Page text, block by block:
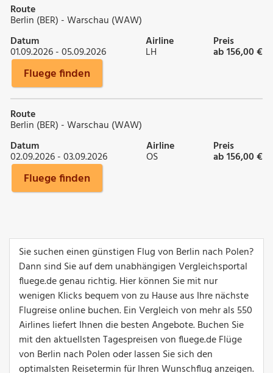
Route
Berlin (BER) - Warschau (WAW)
Datum
01.09.2026 - 05.09.2026
Airline
LH
Preis
ab 156,00 €
Fluege finden
Route
Berlin (BER) - Warschau (WAW)
Datum
02.09.2026 - 03.09.2026
Airline
OS
Preis
ab 156,00 €
Fluege finden
Sie suchen einen günstigen Flug von Berlin nach Polen?
Dann sind Sie auf dem unabhängigen Vergleichsportal
fluege.de genau richtig. Hier können Sie mit nur
wenigen Klicks bequem von zu Hause aus Ihre nächste
Flugreise online buchen. Ein Vergleich von mehr als 550
Airlines liefert Ihnen die besten Angebote. Buchen Sie
mit den aktuellsten Tagespreisen von fluege.de Flüge
von Berlin nach Polen oder lassen Sie sich den
optimalsten Reisetermin für Ihren Wunschflug anzeigen.